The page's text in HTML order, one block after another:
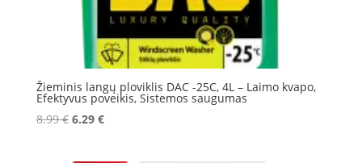
Žieminis langų ploviklis DAC -25C, 4L – Laimo kvapo,
Efektyvus poveikis, Sistemos saugumas
8.99€ Original
6.29 €Current